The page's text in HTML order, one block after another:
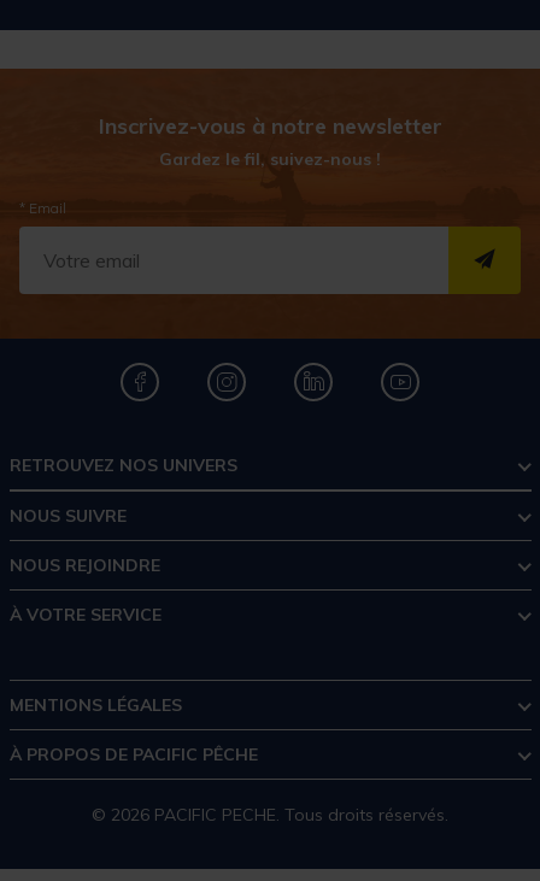
Inscrivez-vous à notre newsletter
Gardez le fil, suivez-nous !
* Email
RETROUVEZ NOS UNIVERS
NOUS SUIVRE
NOUS REJOINDRE
À VOTRE SERVICE
MENTIONS LÉGALES
À PROPOS DE PACIFIC PÊCHE
© 2026 PACIFIC PECHE. Tous droits réservés.